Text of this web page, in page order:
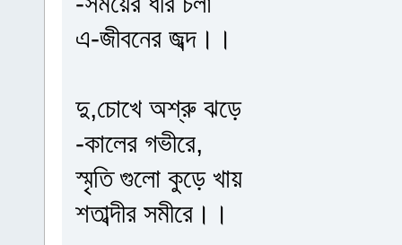
এ-জীবনের জব্দ।।
দু,চোখে অশ্রু ঝড়ে
-কালের গভীরে,
স্মৃতি গুলো কুড়ে খায়
শতাব্দীর সমীরে।।